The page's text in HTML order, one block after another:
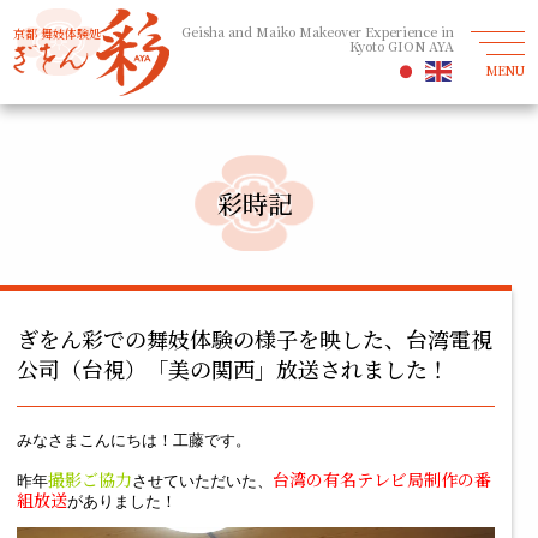
京都 舞妓体験処 Geisha and Maiko Makeover Experience in
Kyoto GION AYA
MENU
彩時記
ぎをん彩での舞妓体験の様子を映した、台湾電視
公司（台視）「美の関西」放送されました！
みなさまこんにちは！工藤です。
昨年撮影ご協力させていただいた、 台湾の有名テレビ局制作の番
組放送がありました！